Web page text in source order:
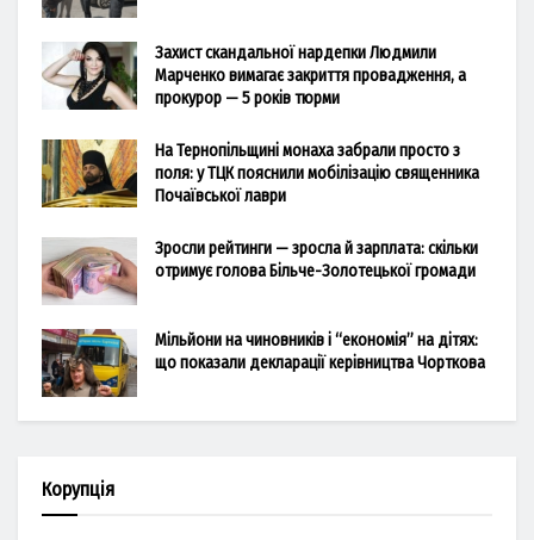
Захист скандальної нардепки Людмили
Марченко вимагає закриття провадження, а
прокурор — 5 років тюрми
На Тернопільщині монаха забрали просто з
поля: у ТЦК пояснили мобілізацію священника
Почаївської лаври
Зросли рейтинги — зросла й зарплата: скільки
отримує голова Більче-Золотецької громади
Мільйони на чиновників і “економія” на дітях:
що показали декларації керівництва Чорткова
Корупція